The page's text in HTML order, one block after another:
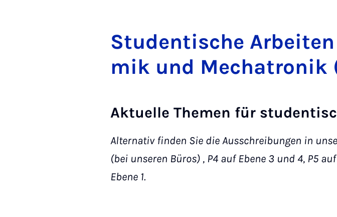
Stu­den­ti­sche
mik und Me­cha­tro­nik
Aktuelle Themen für
Alternativ finden Sie die Ausschreibungen in
(bei unseren Büros) , P4 auf Ebene 3 und 4, P5
Ebene 1.